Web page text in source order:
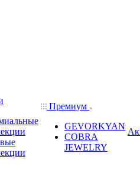
Премиум
GEVORKYAN
COBRA
JEWELRY